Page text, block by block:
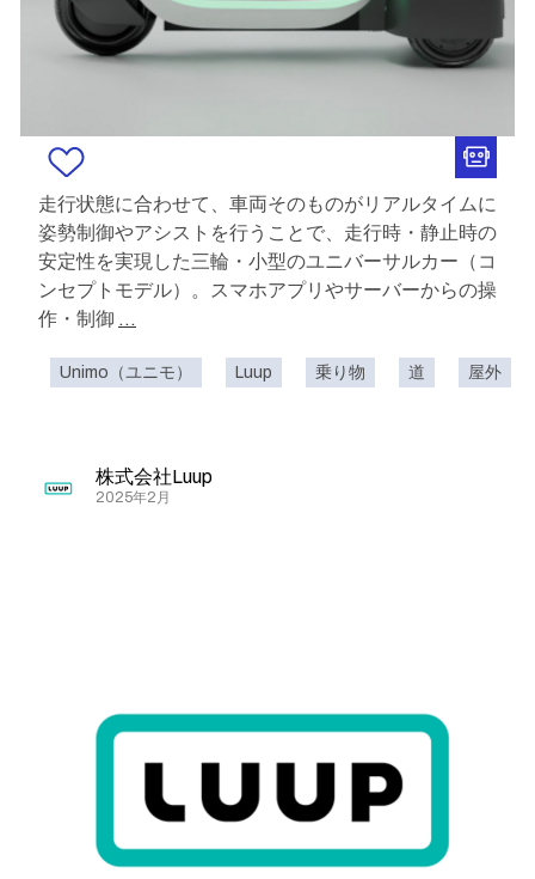
走行状態に合わせて、車両そのものがリアルタイムに
姿勢制御やアシストを行うことで、走行時・静止時の
安定性を実現した三輪・小型のユニバーサルカー（コ
ンセプトモデル）。スマホアプリやサーバーからの操
作・制御 ...
Unimo（ユニモ） Luup 乗り物 道 屋外
株式会社Luup
2025年2月